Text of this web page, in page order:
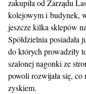
zakupiła od Zarządu
kolejowym i budynek,
jeszcze kilka sklepów
Spółdzielnia posiadała
do których prowadziły
szalonej nagonki ze
powoli rozwijała się,
zyskiem.